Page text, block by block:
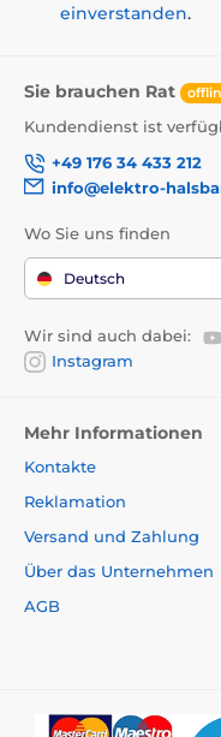
Bitte beachten Sie:
Technische
zur Illustration.
Halsbänder
Impuls
einverstanden.
Sie brauchen Rat
Kundendienst ist
+49 176 34 433 212
info@elektro-
Wo Sie uns finden
Deutsch
Wir sind auch dabei:
Instagram
Mehr Informationen
Kontakte
Reklamation
Versand und Zahlung
Über das Unternehmen
AGB